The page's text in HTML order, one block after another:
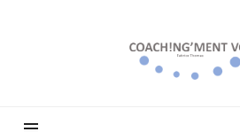
Coach!ng'ment
vôtre